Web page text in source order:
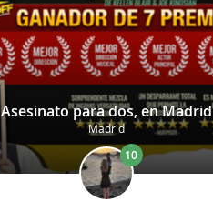
Asesinato para dos, en Madrid
Madrid
10